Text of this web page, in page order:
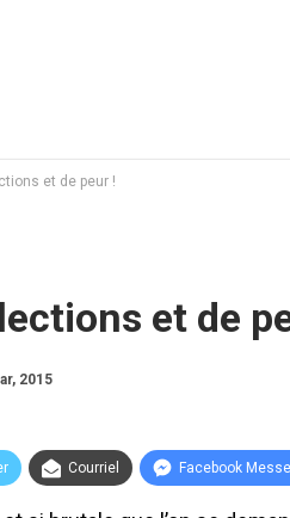
et de peur !
et de
2015
Courriel Facebook